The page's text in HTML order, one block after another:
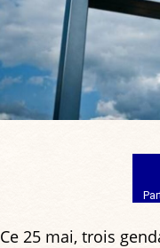
Ce 25 mai, trois